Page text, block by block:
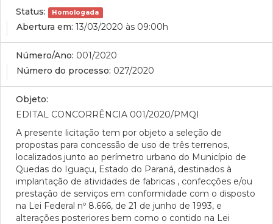
Status: Homologada
Abertura em: 13/03/2020 às 09:00h
Número/Ano: 001/2020
Número do processo: 027/2020
Objeto:
EDITAL CONCORRÊNCIA 001/2020/PMQI
A presente licitação tem por objeto a seleção de
propostas para concessão de uso de três terrenos,
localizados junto ao perímetro urbano do Município de
Quedas do Iguaçu, Estado do Paraná, destinados à
implantação de atividades de fabricas , confecções e/ou
prestação de serviços em conformidade com o disposto
na Lei Federal nº 8.666, de 21 de junho de 1993, e
alterações posteriores bem como o contido na Lei